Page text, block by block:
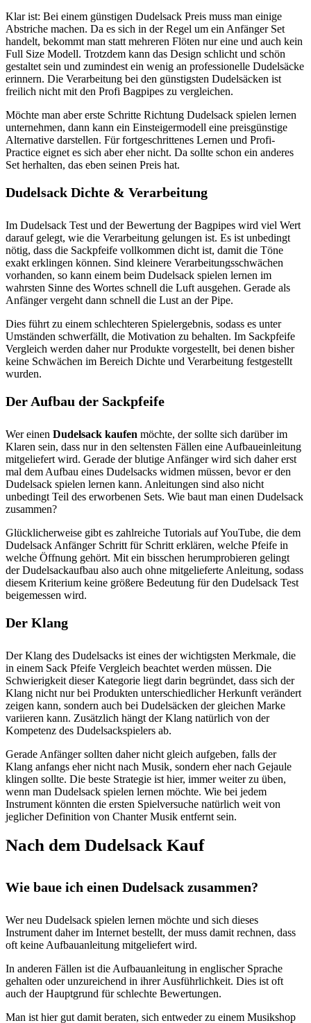
Klar ist: Bei einem günstigen Dudelsack Preis muss man einige
Abstriche machen. Da es sich in der Regel um ein Anfänger Set
handelt, bekommt man statt mehreren Flöten nur eine und auch kein
Full Size Modell. Trotzdem kann das Design schlicht und schön
gestaltet sein und zumindest ein wenig an professionelle Dudelsäcke
erinnern. Die Verarbeitung bei den günstigsten Dudelsäcken ist
freilich nicht mit den Profi Bagpipes zu vergleichen.
Möchte man aber erste Schritte Richtung Dudelsack spielen lernen
unternehmen, dann kann ein Einsteigermodell eine preisgünstige
Alternative darstellen. Für fortgeschrittenes Lernen und Profi-
Practice eignet es sich aber eher nicht. Da sollte schon ein anderes
Set herhalten, das eben seinen Preis hat.
Dudelsack Dichte & Verarbeitung
Im Dudelsack Test und der Bewertung der Bagpipes wird viel Wert
darauf gelegt, wie die Verarbeitung gelungen ist. Es ist unbedingt
nötig, dass die Sackpfeife vollkommen dicht ist, damit die Töne
exakt erklingen können. Sind kleinere Verarbeitungsschwächen
vorhanden, so kann einem beim Dudelsack spielen lernen im
wahrsten Sinne des Wortes schnell die Luft ausgehen. Gerade als
Anfänger vergeht dann schnell die Lust an der Pipe.
Dies führt zu einem schlechteren Spielergebnis, sodass es unter
Umständen schwerfällt, die Motivation zu behalten. Im Sackpfeife
Vergleich werden daher nur Produkte vorgestellt, bei denen bisher
keine Schwächen im Bereich Dichte und Verarbeitung festgestellt
wurden.
Der Aufbau der Sackpfeife
Wer einen Dudelsack kaufen möchte, der sollte sich darüber im
Klaren sein, dass nur in den seltensten Fällen eine Aufbaueinleitung
mitgeliefert wird. Gerade der blutige Anfänger wird sich daher erst
mal dem Aufbau eines Dudelsacks widmen müssen, bevor er den
Dudelsack spielen lernen kann. Anleitungen sind also nicht
unbedingt Teil des erworbenen Sets. Wie baut man einen Dudelsack
zusammen?
Glücklicherweise gibt es zahlreiche Tutorials auf YouTube, die dem
Dudelsack Anfänger Schritt für Schritt erklären, welche Pfeife in
welche Öffnung gehört. Mit ein bisschen herumprobieren gelingt
der Dudelsackaufbau also auch ohne mitgelieferte Anleitung, sodass
diesem Kriterium keine größere Bedeutung für den Dudelsack Test
beigemessen wird.
Der Klang
Der Klang des Dudelsacks ist eines der wichtigsten Merkmale, die
in einem Sack Pfeife Vergleich beachtet werden müssen. Die
Schwierigkeit dieser Kategorie liegt darin begründet, dass sich der
Klang nicht nur bei Produkten unterschiedlicher Herkunft verändert
zeigen kann, sondern auch bei Dudelsäcken der gleichen Marke
variieren kann. Zusätzlich hängt der Klang natürlich von der
Kompetenz des Dudelsackspielers ab.
Gerade Anfänger sollten daher nicht gleich aufgeben, falls der
Klang anfangs eher nicht nach Musik, sondern eher nach Gejaule
klingen sollte. Die beste Strategie ist hier, immer weiter zu üben,
wenn man Dudelsack spielen lernen möchte. Wie bei jedem
Instrument könnten die ersten Spielversuche natürlich weit von
jeglicher Definition von Chanter Musik entfernt sein.
Nach dem Dudelsack Kauf
Wie baue ich einen Dudelsack zusammen?
Wer neu Dudelsack spielen lernen möchte und sich dieses
Instrument daher im Internet bestellt, der muss damit rechnen, dass
oft keine Aufbauanleitung mitgeliefert wird.
In anderen Fällen ist die Aufbauanleitung in englischer Sprache
gehalten oder unzureichend in ihrer Ausführlichkeit. Dies ist oft
auch der Hauptgrund für schlechte Bewertungen.
Man ist hier gut damit beraten, sich entweder zu einem Musikshop